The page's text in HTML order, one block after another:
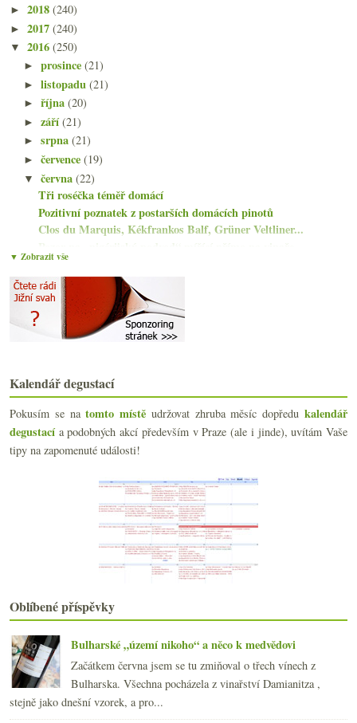
► 2018 (240)
► 2017 (240)
▼ 2016 (250)
►prosince(21)
►listopadu(21)
►října(20)
►září(21)
►srpna(21)
►července(19)
▼června(22)
Tři roséčka téměř domácí
Pozitivní poznatek z postarších domácích pinotů
Clos du Marquis, Kékfrankos Balf, Grüner Veltliner...
Pozor na „nigérijský podvod“ mířící přímo na vinaře
Vedro s lahváčem
Modré víno, Pinot na vrcholu a Družstvo
Především ryzlinky 2015 s Vinonautem
Narozeninová vína o slunovratu
Dobrá sudovka, vinný Brexit & další drobnosti
Čaj ledové víno, DWWA, Zdeněk Reimann
Po delší době v La Degustation
Parádní Valtellina, povedená cava a chlastací ryzlink
Trocha čtení a novinek na víkend
Klasické Asyrtiko ze Santorini a Pinot Noir z Chile
Báječný vyzrálý Vavřinec od Judith Beck
Několik tipů z galadegustace Wine4You
Vinotypy, Marselan & otevření Cité du Vin v Bordeaux
Dvakrát Châteauneuf-du-Pape a jednou skoro
Čtyři fajn až skvělá vína od bohémky
března(21)
►února
►ledna (20)
►2015(251)
2014 (254)
2013
▼ Zobrazit vše
Kalendář degustací
Pokusím se natomto místě udržovat zhruba měsíc dopředukalendář
degustacía podobných akcí především v Praze (ale i jinde), uvítám Vaše
tipy na zapomenuté události!
Oblíbené příspěvky
Bulharské „území nikoho“ a něco k medvědovi
Začátkem června jsem se tu zmiňoval o třech vínech z
Bulharska. Všechna pocházela z vinařství Damianitza ,
stejně jako dnešní vzorek, a pro...